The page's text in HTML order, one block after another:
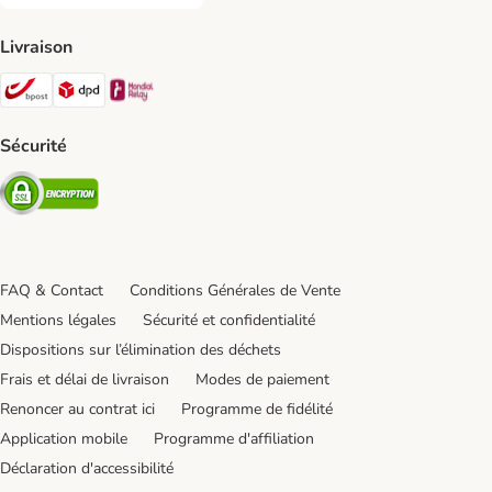
Livraison
Bpost Shipping Method
DPD Shipping Method
Sécurité
Security
FAQ & Contact
Conditions Générales de Vente
Mentions légales
Sécurité et confidentialité
Dispositions sur l’élimination des déchets
Frais et délai de livraison
Modes de paiement
Renoncer au contrat ici
Programme de fidélité
Application mobile
Programme d'affiliation
Déclaration d'accessibilité